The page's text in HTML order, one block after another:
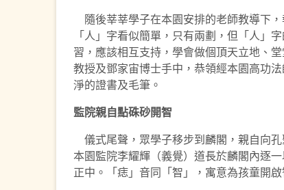
隨後莘莘學子在本園安排的老師教導下，
「人」字看似簡單，只有兩劃，但「人」
習，應該相互支持，學會做個頂天立地、
教授及鄧家宙博士手中，恭領經本園高功
淨的證書及毛筆。
監院親自點硃砂開智
儀式尾聲，眾學子移步到麟閣，親自向
本園監院李耀輝（義覺）道長於麟閣內逐
正中。「痣」音同「智」，寓意為孩童開